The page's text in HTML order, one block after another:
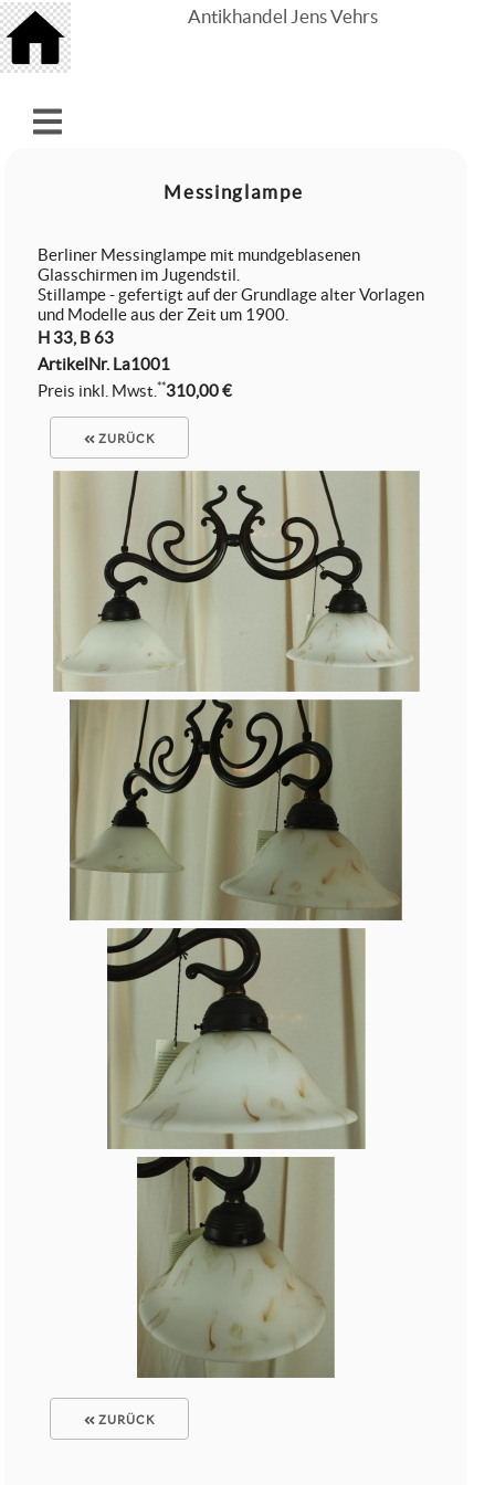
Antikhandel Jens Vehrs
Messinglampe
Berliner Messinglampe mit mundgeblasenen
Glasschirmen im Jugendstil.
Stillampe - gefertigt auf der Grundlage alter Vorlagen
und Modelle aus der Zeit um 1900.
H 33, B 63
ArtikelNr. La1001
Preis inkl. Mwst.**310,00 €
ZURÜCK
ZURÜCK